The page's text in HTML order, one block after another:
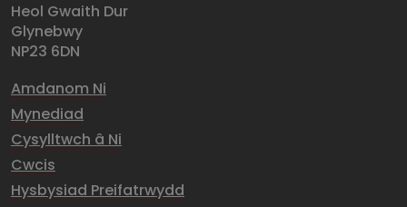
Heol Gwaith Dur
Glynebwy
NP23 6DN
Amdanom Ni
Mynediad
Cysylltwch â Ni
Cwcis
Hysbysiad Preifatrwydd